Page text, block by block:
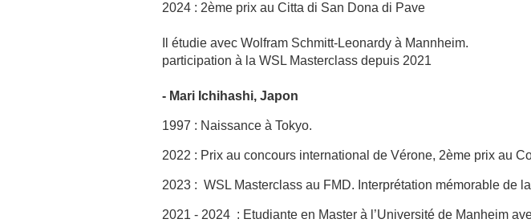
2024 : 2ème prix au Citta di San Dona di Pave
Il étudie avec Wolfram Schmitt-Leonardy à Mannheim.
participation à la WSL Masterclass depuis 2021
- Mari Ichihashi, Japon
1997 : Naissance à Tokyo.
2022 : Prix au concours international de Vérone, 2ème prix au
2023 : WSL Masterclass au FMD. Interprétation mémorable de
2021 - 2024 : Etudiante en Master à l’Université de Manheim